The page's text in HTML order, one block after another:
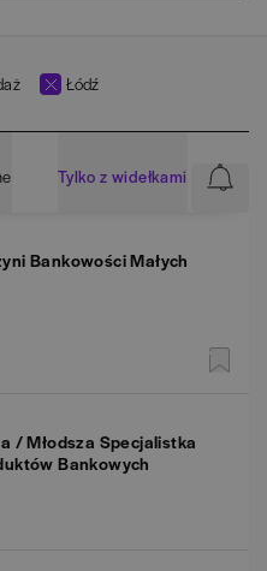
Łódź
Tylko z widełkami
Bankowości Małych
/ Młodsza Specjalistka
Bankowych